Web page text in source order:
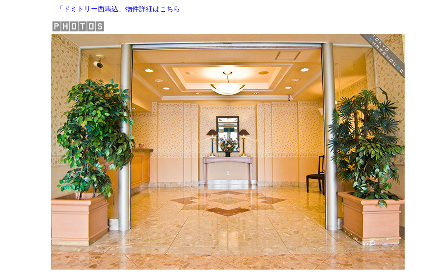
「ドミトリー西馬込」 物件詳細はこちら